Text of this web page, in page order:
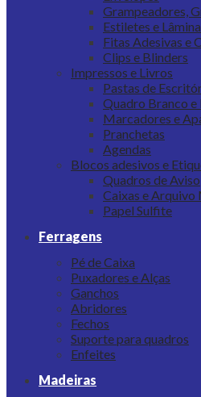
Grampeadores,
Estiletes e
Fitas Adesivas e
Clips e Blinders
Impressos e Livros
Pastas de
Quadro Branco
Marcadores e
Pranchetas
Agendas
Blocos adesivos e
Quadros de Aviso
Caixas e
Papel Sulfite
Ferragens
Pé de Caixa
Puxadores e Alças
Ganchos
Abridores
Fechos
Suporte para quadros
Enfeites
Madeiras